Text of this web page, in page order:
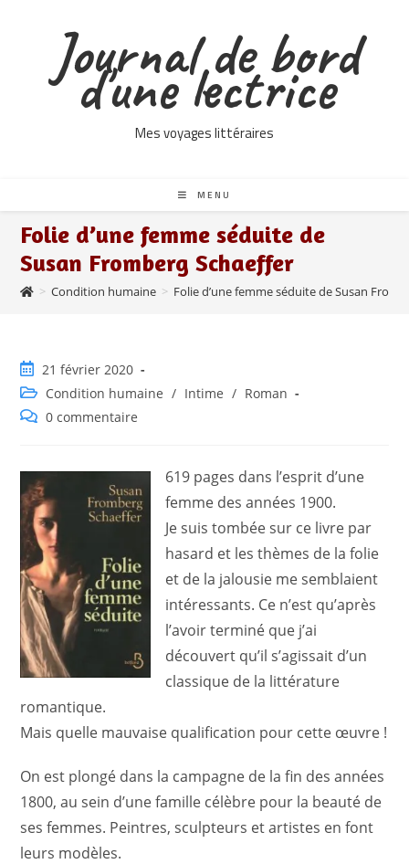
Journal de bord
d'une lectrice
Mes voyages littéraires
MENU
Folie d’une femme séduite de
Susan Fromberg Schaeffer
> Condition humaine > Folie d’une femme séduite de Susan
Publication
publiée :
21 février 2020
Post
category:
Condition humaine / Intime / Roman
Commentaires
publication :
0 commentaire
619 pages dans l’esprit d’une
femme des années 1900.
Je suis tombée sur ce livre par
hasard et les thèmes de la folie
et de la jalousie me semblaient
intéressants. Ce n’est qu’après
l’avoir terminé que j’ai
découvert qu’il s’agissait d’un
classique de la littérature
romantique.
Mais quelle mauvaise qualification pour cette œuvre !
On est plongé dans la campagne de la fin des années
1800, au sein d’une famille célèbre pour la beauté de
ses femmes. Peintres, sculpteurs et artistes en font
leurs modèles.